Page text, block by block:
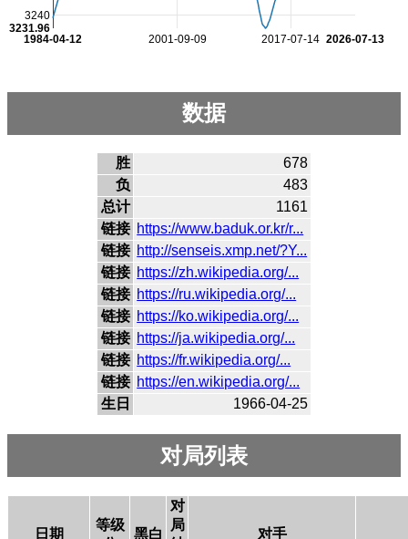
2001-09-09 2017-07-14
1984-04-12 2026-07-13
3240
3231.96
数据
胜
678
负
483
总计
1161
链接 https://www.baduk.or.kr/r...
链接 http://senseis.xmp.net/?Y...
链接 https://zh.wikipedia.org/...
链接 https://ru.wikipedia.org/...
链接 https://ko.wikipedia.org/...
链接 https://ja.wikipedia.org/...
链接 https://fr.wikipedia.org/...
链接 https://en.wikipedia.org/...
生日
1966-04-25
对局列表
日期
等级
黑白
对
局
对手